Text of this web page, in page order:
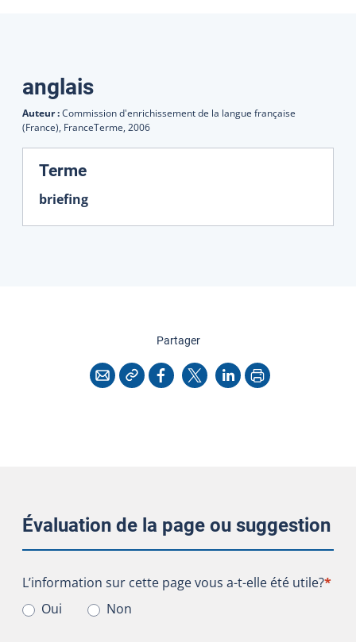
Traductions
anglais
Auteur :Commission d'enrichissement de la langue française
(France), FranceTerme, 2006
Terme:
briefing
Partagercette page
CourrielCopier l'adresse
Facebook
X LinkedInImprimer
Évaluation de la page ou suggestion
L’information sur cette page vous a-t-elle été utile?
L’information sur cette page vous a-t-elle été utile?*
Oui
Non